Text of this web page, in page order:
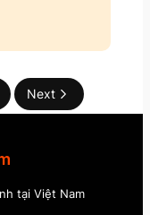
Next
tại Việt Nam